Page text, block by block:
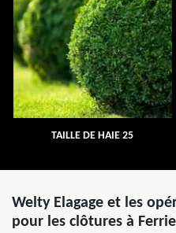
TAILLE DE HAIE 25
Welty Elagage et les
pour les clôtures à